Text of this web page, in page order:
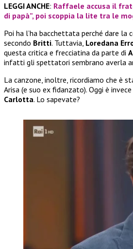
LEGGI ANCHE: Raffaele accusa il
di papà”, poi scoppia la lite tra le
Poi ha l’ha bacchettata perché dare la
secondo Britti. Tuttavia, Loredana
questa critica e frecciatina da parte di
infatti gli spettatori sembrano averla
La canzone, inoltre, ricordiamo che è
Arisa (e suo ex fidanzato). Oggi è
Carlotta. Lo sapevate?